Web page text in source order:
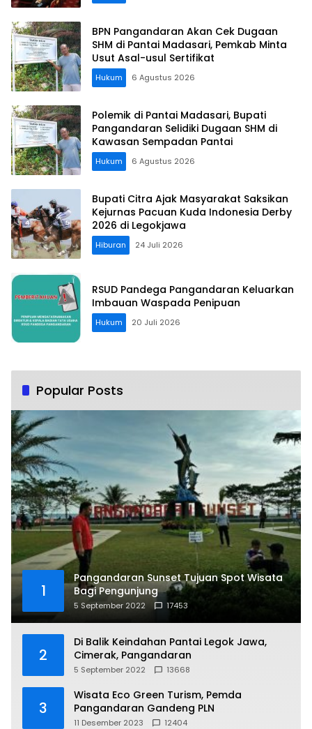
BPN Pangandaran Akan Cek Dugaan
SHM di Pantai Madasari, Pemkab Minta
Usut Asal-usul Sertifikat
Hukum 6 Agustus 2026
Polemik di Pantai Madasari, Bupati
Pangandaran Selidiki Dugaan SHM di
Kawasan Sempadan Pantai
Hukum 6 Agustus 2026
Bupati Citra Ajak Masyarakat Saksikan
Kejurnas Pacuan Kuda Indonesia Derby
2026 di Legokjawa
Hiburan 24 Juli 2026
RSUD Pandega Pangandaran Keluarkan
Imbauan Waspada Penipuan
Hukum 20 Juli 2026
Popular Posts
1
Pangandaran Sunset Tujuan Spot Wisata
Bagi Pengunjung
5 September 2022 17453
2
Di Balik Keindahan Pantai Legok Jawa,
Cimerak, Pangandaran
5 September 2022 13668
3
Wisata Eco Green Turism, Pemda
Pangandaran Gandeng PLN
11 Desember 2023 12404